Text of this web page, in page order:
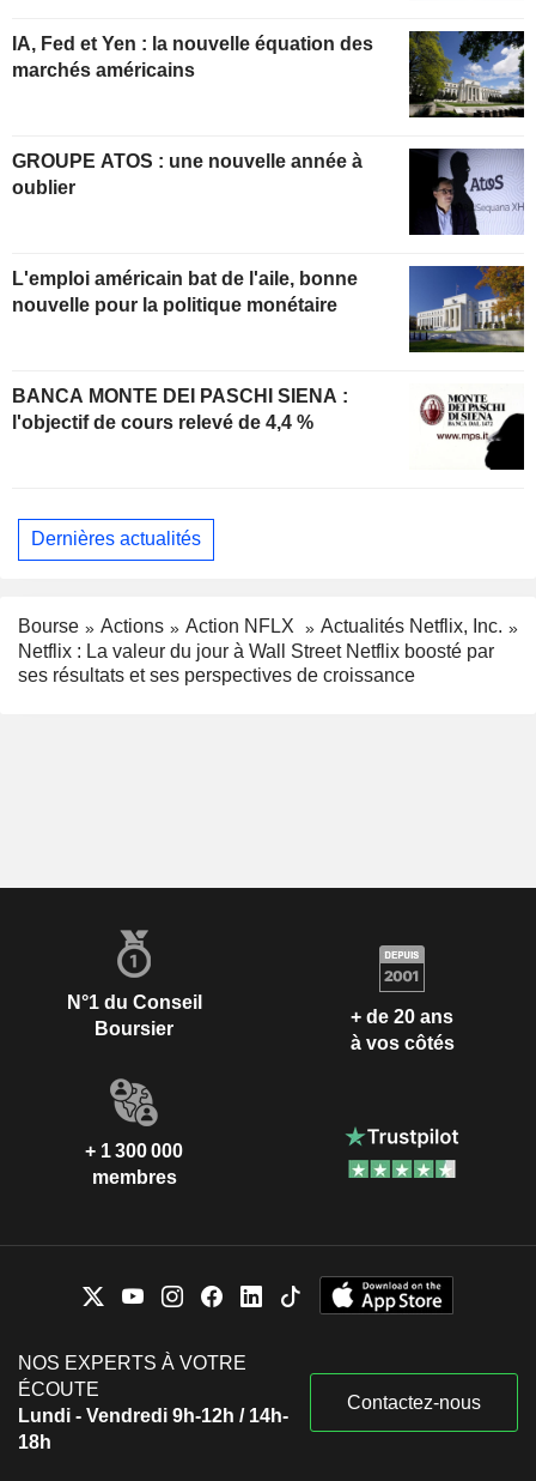
IA, Fed et Yen : la nouvelle équation des
marchés américains
GROUPE ATOS : une nouvelle année à
oublier
L'emploi américain bat de l'aile, bonne
nouvelle pour la politique monétaire
BANCA MONTE DEI PASCHI SIENA :
l'objectif de cours relevé de 4,4 %
Dernières actualités
Bourse Actions Action NFLX
Actualités Netflix, Inc.
Netflix : La valeur du jour à Wall Street Netflix boosté par
ses résultats et ses perspectives de croissance
N°1 du Conseil
Boursier
+ de 20 ans
à vos côtés
+ 1 300 000
membres
NOS EXPERTS À VOTRE
ÉCOUTE
Lundi - Vendredi 9h-12h / 14h-
18h
Contactez-nous